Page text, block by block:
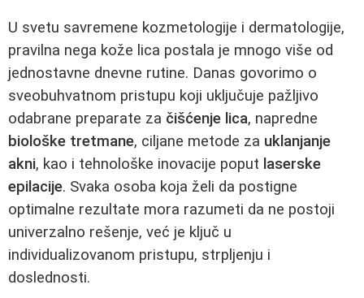
U svetu savremene kozmetologije i dermatologije,
pravilna nega kože lica postala je mnogo više od
jednostavne dnevne rutine. Danas govorimo o
sveobuhvatnom pristupu koji uključuje pažljivo
odabrane preparate za čišćenje lica, napredne
biološke tretmane, ciljane metode za uklanjanje
akni, kao i tehnološke inovacije poput laserske
epilacije. Svaka osoba koja želi da postigne
optimalne rezultate mora razumeti da ne postoji
univerzalno rešenje, već je ključ u
individualizovanom pristupu, strpljenju i
doslednosti.